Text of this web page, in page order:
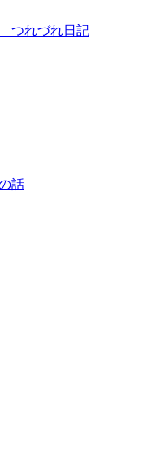
つれづれ日記
話